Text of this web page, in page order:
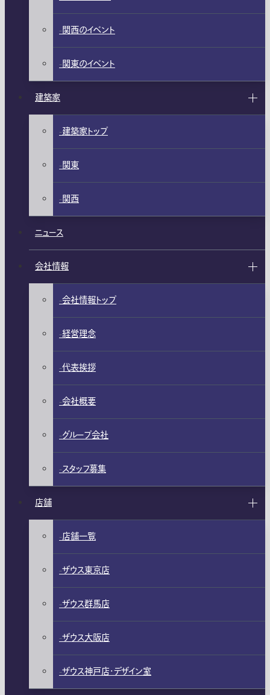
関西のイベント
関東のイベント
建築家
建築家トップ
関東
関西
ニュース
会社情報
会社情報トップ
経営理念
代表挨拶
会社概要
グループ会社
スタッフ募集
店舗
店舗一覧
ザウス東京店
ザウス群馬店
ザウス大阪店
ザウス神戸店・デザイン室